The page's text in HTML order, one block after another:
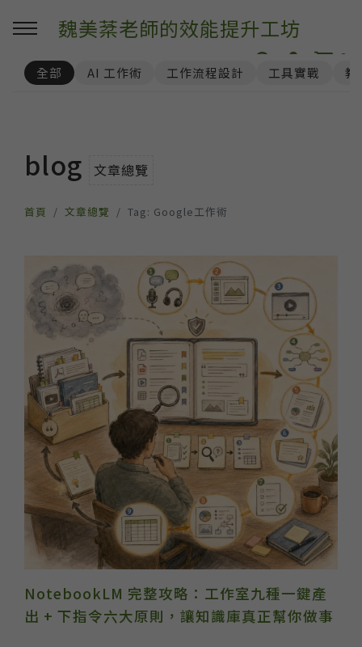
魏美棻老師的效能提升工坊
0
全部 AI 工作術 工作流程設計 工具實戰 教
blog 文章總覽
首頁 文章總覽 Tag: Google工作術
NotebookLM 完整攻略：工作室九種一鍵產
出 + 下指令六大原則，讓知識庫真正幫你做事